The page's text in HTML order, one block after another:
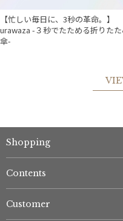
【忙しい毎日に、3秒の革命。】
urawaza -３秒でたためる折りた
傘-
Shopping
Contents
Customer